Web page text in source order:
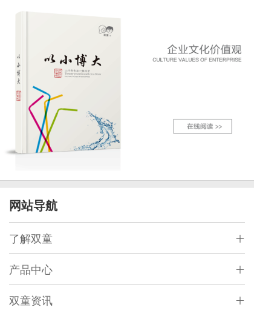
网站导航
了解双童
产品中心
双童资讯